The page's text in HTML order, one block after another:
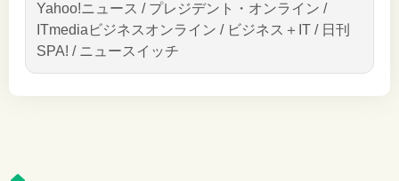
Yahoo!ニュース / プレジデント・オンライン /
ITmediaビジネスオンライン / ビジネス＋IT / 日刊
SPA! / ニュースイッチ